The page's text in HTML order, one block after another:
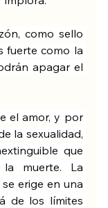
como sello
fuerte como la
apagar el
el amor, y por
la sexualidad,
que
muerte. La
erige en una
de los límites